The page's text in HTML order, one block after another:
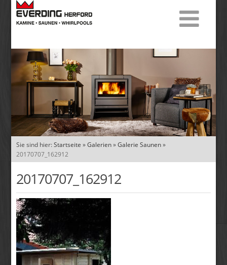
Sie sind hier:Startseite »Galerien»Galerie Saunen»
20170707_162912
20170707_162912